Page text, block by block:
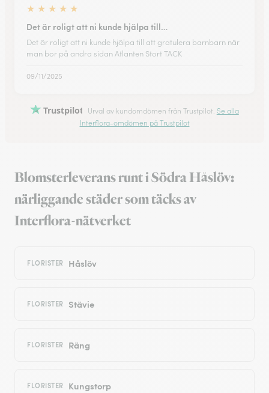
★ ★ ★ ★ ★
Det är roligt att ni kunde hjälpa till…
Det är roligt att ni kunde hjälpa till att gratulera barnbarn när
man bor på andra sidan Atlanten Stort TACK
09/11/2025
Trustpilot Urval av kundomdömen från Trustpilot. Se alla
Interflora-omdömen på Trustpilot
Blomsterleverans runt i Södra Håslöv:
närliggande städer som täcks av
Interflora-nätverket
FLORISTER Håslöv
FLORISTER Stävie
FLORISTER Räng
FLORISTER Kungstorp